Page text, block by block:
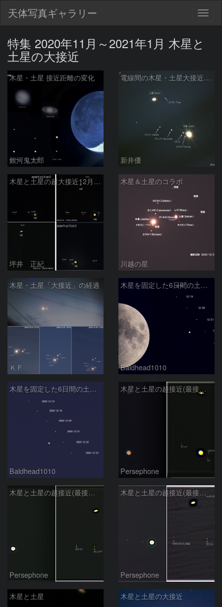
天体写真ギャラリー
特集 2020年11月～2021年1月 木星と
土星の大接近
木星・土星 接近距離の変化
銀河鬼太郎
電線間の木星・土星大接近：2020/12/20
新井優
木星と土星の超大接近12月20日ー23日
坪井 正紀
木星＆土星のコラボ
川越の星
木星・土星「大接近」の経過
ＫＦ
木星を固定した6日間の土星の動き（月との比較）
Baldhead1010
木星を固定した6日間の土星の動き
Baldhead1010
木星と土星の超接近(最接近日：その2)
Persephone
木星と土星の超接近(最接近日：その1)
Persephone
木星と土星の超接近(最接近前日)
Persephone
木星と土星 木星と土星の大接近